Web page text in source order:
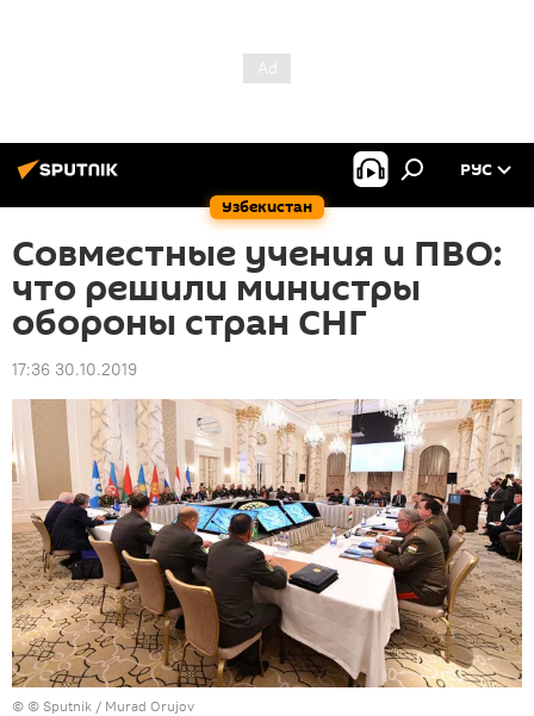
Узбекистан
РУС
Совместные учения и ПВО:
что решили министры
обороны стран СНГ
17:36 30.10.2019
© © Sputnik / Murad Orujov